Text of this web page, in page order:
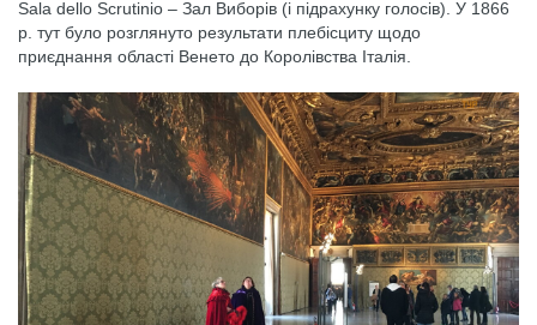
Sala dello Scrutinio – Зал Виборів (і підрахунку голосів). У 1866
р. тут було розглянуто результати плебісциту щодо
приєднання області Венето до Королівства Італія.